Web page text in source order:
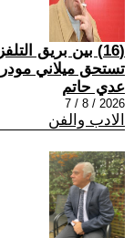
(16) بين بريق
تستحق ميلاني
عدي حاتم
2026 / 8 / 7
الادب والفن